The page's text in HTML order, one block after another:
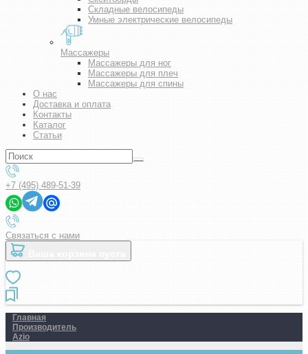
Складные велосипеды
Умные электрические велосипеды
Массажеры
Массажеры для ног
Массажеры для плеч
Массажеры для спины
О нас
Доставка и оплата
Контакты
Каталог
Статьи
+7 (495) 489-51-39
Связаться с нами
Главная
Производитель
Azio